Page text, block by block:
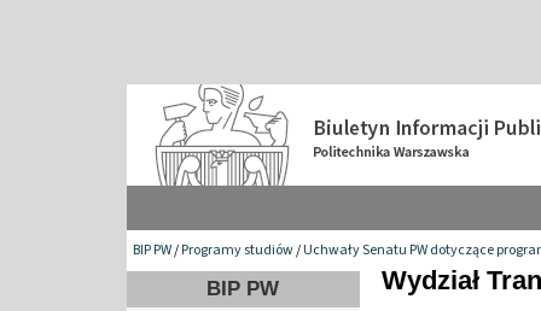
BIP PW/Programy studiów/Uchwały Senatu PW dotyczące
BIP PW Wydział